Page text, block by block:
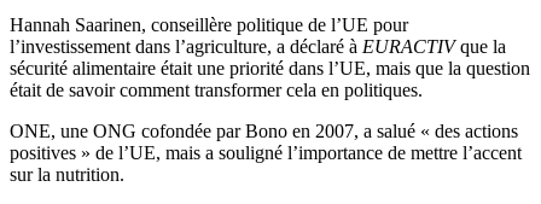
Hannah Saarinen, conseillère politique de l’UE pour
l’investissement dans l’agriculture, a déclaré à EURACTIVque la
sécurité alimentaire était une priorité dans l’UE, mais que la question
était de savoir comment transformer cela en politiques.
ONE, une ONG cofondée par Bono en 2007, a salué « des actions
positives » de l’UE, mais a souligné l’importance de mettre l’accent
sur la nutrition.